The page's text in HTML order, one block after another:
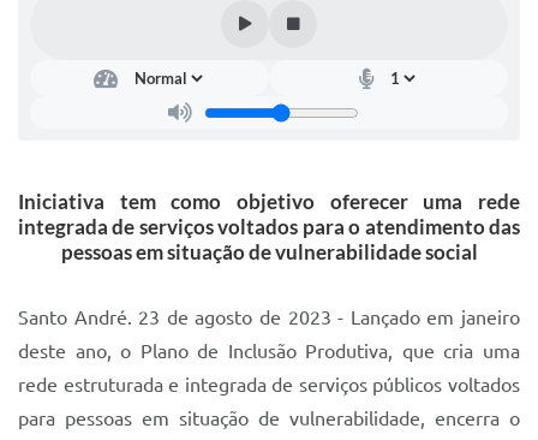
Legislação
Lei de acesso à informação
Mobilidade Urbana Sustentável
Ouvidoria da Cidade
Passe Escolar
Parque Escola
Iniciativa tem como objetivo oferecer uma rede
integrada de serviços voltados para o atendimento das
pessoas em situação de vulnerabilidade social
Santo André. 23 de agosto de 2023 - Lançado em janeiro
deste ano, o Plano de Inclusão Produtiva, que cria uma
rede estruturada e integrada de serviços públicos voltados
para pessoas em situação de vulnerabilidade, encerra o